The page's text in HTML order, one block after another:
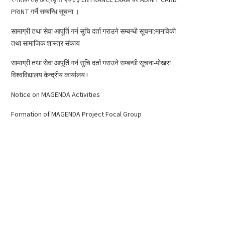
PRINT गर्ने सम्बन्धि सूचना ।
सामाग्री तथा सेवा आपूर्ति गर्न सुचि दर्ता गराउने सम्बन्धी सूचना:मानविकी
तथा सामाजिक शास्त्र संकाय
सामाग्री तथा सेवा आपूर्ति गर्न सुचि दर्ता गराउने सम्बन्धी सूचना-पोखरा
विश्वविद्यालय केन्द्रीय कार्यालय !
Notice on MAGENDA Activities
Formation of MAGENDA Project Focal Group